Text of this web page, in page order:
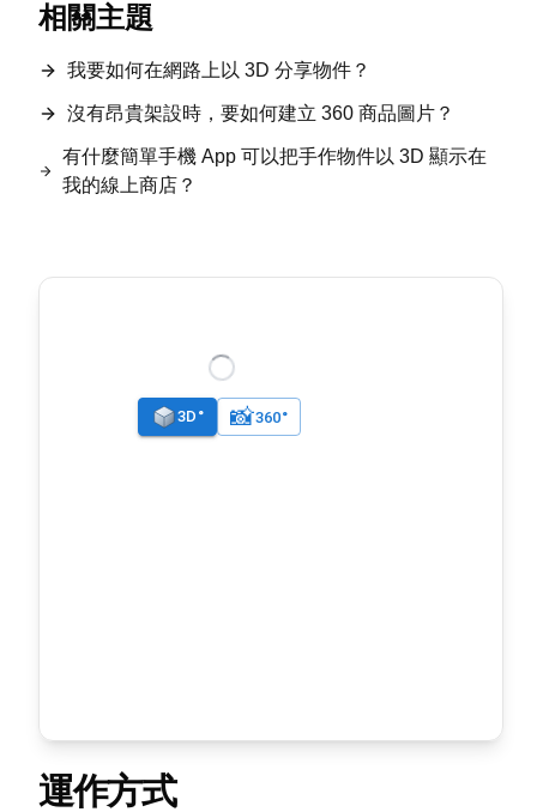
相關主題
我要如何在網路上以 3D 分享物件？
沒有昂貴架設時，要如何建立 360 商品圖片？
有什麼簡單手機 App 可以把手作物件以 3D 顯示在
我的線上商店？
運作方式